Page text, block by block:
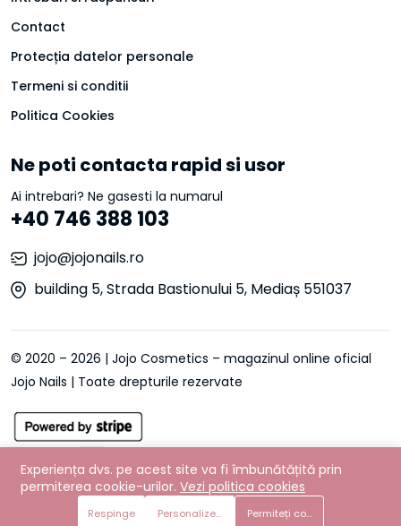
Contact
Protecția datelor personale
Termeni si conditii
Politica Cookies
Ne poti contacta rapid si usor
Ai intrebari? Ne gasesti la numarul
+40 746 388 103
jojo@jojonails.ro
building 5, Strada Bastionului 5, Mediaș 551037
© 2020 – 2026 | Jojo Cosmetics – magazinul online oficial
Jojo Nails | Toate drepturile rezervate
Experiența dvs. pe acest site va fi îmbunătățită prin
permiterea cookie-urilor. Vezi politica cookies
Respinge Personalizează preferințePermiteți cookie-urile